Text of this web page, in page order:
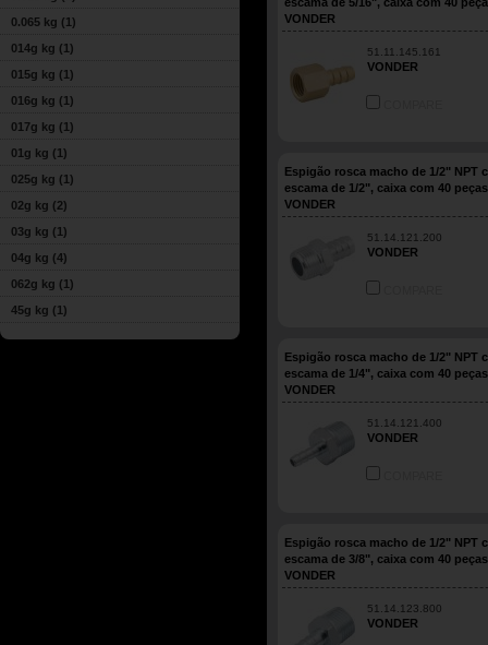
0.065 kg (1)
014g kg (1)
015g kg (1)
016g kg (1)
017g kg (1)
01g kg (1)
025g kg (1)
02g kg (2)
03g kg (1)
04g kg (4)
062g kg (1)
45g kg (1)
VONDER
51.11.145.161
VONDER
Espigão rosca macho de 1/2" NPT
escama de 1/2", caixa com 40
VONDER
51.14.121.200
VONDER
Espigão rosca macho de 1/2" NPT
escama de 1/4", caixa com 40
VONDER
51.14.121.400
VONDER
Espigão rosca macho de 1/2" NPT
escama de 3/8", caixa com 40
VONDER
51.14.123.800
VONDER